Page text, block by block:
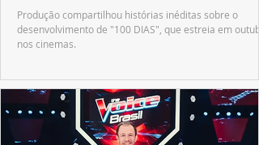
Produção compartilhou histórias inéditas sobre o
desenvolvimento de "100 DIAS", que estreia em
nos cinemas.